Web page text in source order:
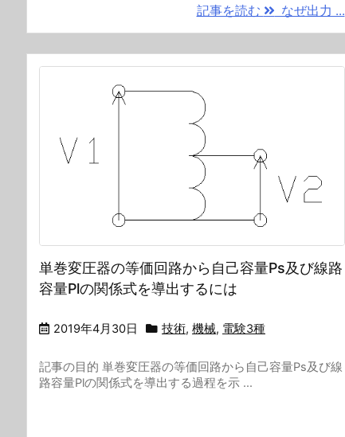
記事を読む なぜ出力 ...
単巻変圧器の等価回路から自己容量Ps及び線路
容量Plの関係式を導出するには
2019年4月30日 技術, 機械, 電験3種
記事の目的 単巻変圧器の等価回路から自己容量Ps及び線
路容量Plの関係式を導出する過程を示 ...